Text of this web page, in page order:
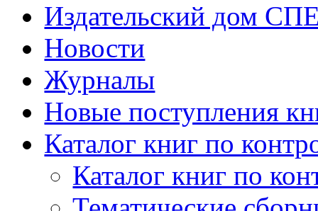
Издательский дом
Новости
Журналы
Новые поступления
Каталог книг по
Каталог книг по